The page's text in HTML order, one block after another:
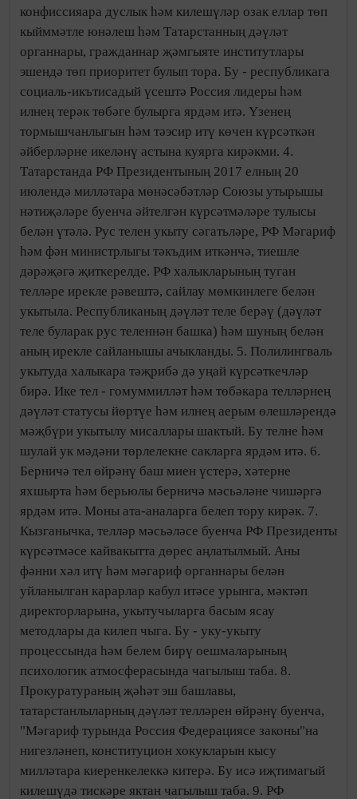
конфиссияара дуслык һәм килешүләр озак еллар төп
кыйммәтле юнәлеш һәм Татарстанның дәүләт
органнары, гражданнар җәмгыяте институтлары
эшендә төп приоритет булып тора. Бу - республикага
социаль-икътисадый үсештә Россия лидеры һәм
илнең терәк төбәге булырга ярдәм итә. Үзенең
тормышчанлыгын һәм тәэсир итү көчен күрсәткән
әйберләрне икеләнү астына куярга кирәкми. 4.
Татарстанда РФ Президентының 2017 елның 20
июлендә милләтара мөнәсәбәтләр Союзы утырышы
нәтиҗәләре буенча әйтелгән күрсәтмәләре тулысы
белән үтәлә. Рус телен укыту сәгатьләре, РФ Мәгариф
һәм фән министрлыгы тәкъдим иткәнчә, тиешле
дәрәҗәгә җиткерелде. РФ халыкларының туган
телләре ирекле рәвештә, сайлау мөмкинлеге белән
укытыла. Республиканың дәүләт теле берәү (дәүләт
теле буларак рус теленнән башка) һәм шуның белән
аның ирекле сайланышы ачыкланды. 5. Полилингваль
укытуда халыкара тәҗрибә дә уңай күрсәткечләр
бирә. Ике тел - гомуммилләт һәм төбәкара телләрнең
дәүләт статусы йөртүе һәм илнең аерым өлешләрендә
мәҗбүри укытылу мисаллары шактый. Бу телне һәм
шулай ук мәдәни төрлелекне сакларга ярдәм итә. 6.
Берничә тел өйрәнү баш миен үстерә, хәтерне
яхшырта һәм берьюлы берничә мәсьәләне чишәргә
ярдәм итә. Моны ата-аналарга белеп тору кирәк. 7.
Кызганычка, телләр мәсьәләсе буенча РФ Президенты
күрсәтмәсе кайвакытта дөрес аңлатылмый. Аны
фәнни хәл итү һәм мәгариф органнары белән
уйланылган карарлар кабул итәсе урынга, мәктәп
директорларына, укытучыларга басым ясау
методлары да килеп чыга. Бу - уку-укыту
процессында һәм белем бирү оешмаларының
психологик атмосферасында чагылыш таба. 8.
Прокуратураның җәһәт эш башлавы,
татарстанлыларның дәүләт телләрен өйрәнү буенча,
"Мәгариф турында Россия Федерациясе законы"на
нигезләнеп, конституцион хокукларын кысу
милләтара киеренкелеккә китерә. Бу исә иҗтимагый
килешүдә тискәре яктан чагылыш таба. 9. РФ